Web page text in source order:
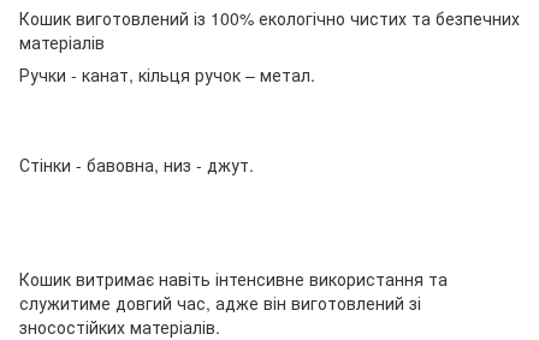
Кошик виготовлений із 100% екологічно чистих та безпечних
матеріалів
Ручки - канат, кільця ручок – метал.
Стінки - бавовна, низ - джут.
Кошик витримає навіть інтенсивне використання та
служитиме довгий час, адже він виготовлений зі
зносостійких матеріалів.